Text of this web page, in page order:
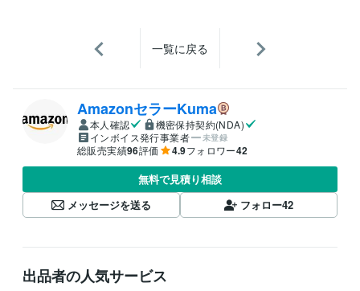
一覧に戻る
AmazonセラーKuma
本人確認
機密保持契約(NDA)
インボイス発行事業者
未登録
総販売実績96評価 4.9フォロワー42
無料で見積り相談
メッセージを送る
フォロー42
出品者の人気サービス